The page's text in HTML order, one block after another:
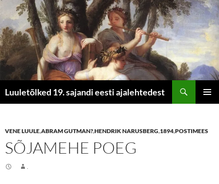
Luuletõlked 19. sajandi eesti ajalehtedest
VENE LUULE,ABRAM GUTMAN?,HENDRIK NARUSBERG,1894,POSTIMEES
SÕJAMEHE POEG